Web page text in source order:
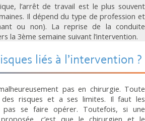
l’arrêt de travail est le plus souvent
Il dépend du type de profession et
ou non). La reprise de la conduite
la 3ème semaine suivant l’intervention.
liés à l’intervention ?
pas en chirurgie. Toute
risques et a ses limites. Il faut les
se faire opérer. Toutefois, si une
c’est que le chirurgien et le